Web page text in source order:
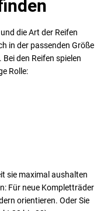
die Art der Reifen
in der passenden Größe
den Reifen spielen
Rolle:
sie maximal aushalten
Für neue Kompletträder
orientieren. Oder Sie